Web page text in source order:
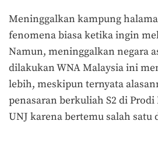
Meninggalkan kampung
fenomena biasa ketika ingin
Namun, meninggalkan negara
dilakukan WNA Malaysia ini
lebih, meskipun ternyata
penasaran berkuliah S2 di Prodi
UNJ karena bertemu salah satu